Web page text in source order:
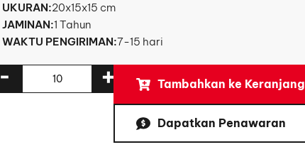
UKURAN:20x15x15 cm
JAMINAN:1 Tahun
WAKTU PENGIRIMAN:7-15 hari
+
- Tambahkan ke Keranjang
Dapatkan Penawaran